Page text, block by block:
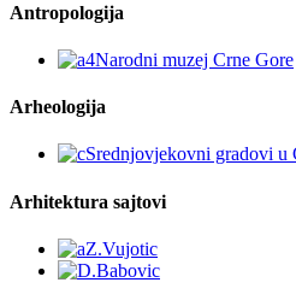
Antropologija
Arheologija
Arhitektura sajtovi